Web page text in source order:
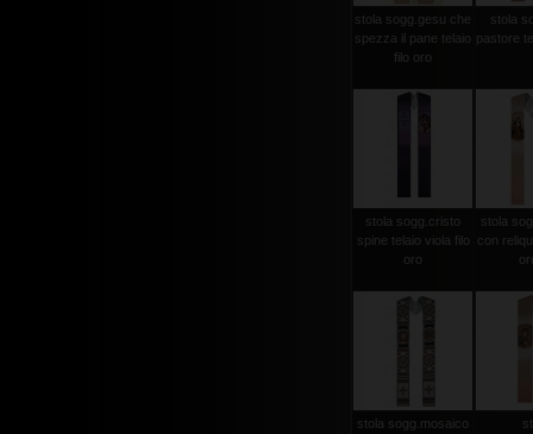
stola sogg.gesu che
spezza il pane telaio
filo oro
stola
pastore
stola sogg.cristo
spine telaio viola filo
oro
stola
con
stola sogg.mosaico